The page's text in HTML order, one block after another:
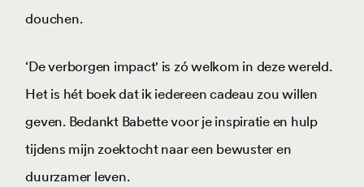
douchen.
‘De verborgen impact' is zó welkom in deze wereld.
Het is hét boek dat ik iedereen cadeau zou willen
geven. Bedankt Babette voor je inspiratie en hulp
tijdens mijn zoektocht naar een bewuster en
duurzamer leven.